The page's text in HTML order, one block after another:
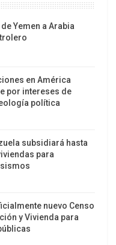
tomado de la
refiere a la
irregulares, sino
en España de
que “más de
llegado a España
el partido, pone
Sin embargo, la
Yemen a Arabia
en América
por intereses de
política
subsidiará hasta
para
nuevo Censo
y Vivienda para